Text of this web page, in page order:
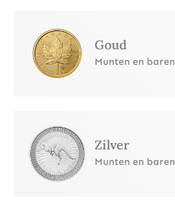
Goud
Munten en baren
Zilver
Munten en baren